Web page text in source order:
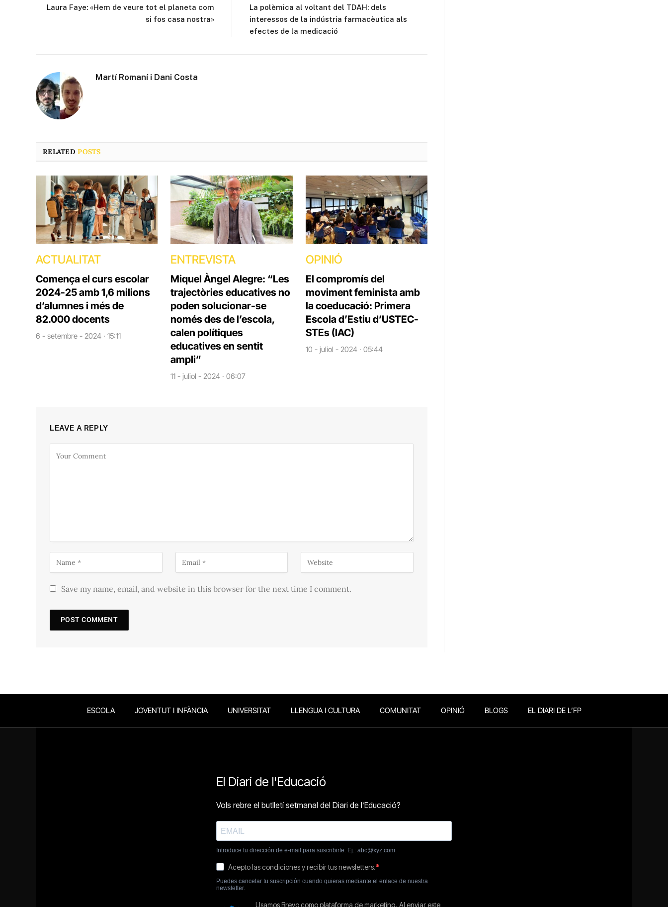
Laura Faye: «Hem de veure tot el planeta com
si fos casa nostra»
La polèmica al voltant del TDAH: dels
interessos de la indústria farmacèutica als
efectes de la medicació
Martí Romaní i Dani Costa
RELATEDPOSTS
ACTUALITAT
Comença el curs escolar
2024-25 amb 1,6 milions
d’alumnes i més de
82.000 docents
6 - setembre - 2024 · 15:11
ENTREVISTA
Miquel Àngel Alegre: “Les
trajectòries educatives no
poden solucionar-se
només des de l’escola,
calen polítiques
educatives en sentit
ampli”
11 - juliol - 2024 · 06:07
OPINIÓ
El compromís del
moviment feminista amb
la coeducació: Primera
Escola d’Estiu d’USTEC-
STEs (IAC)
10 - juliol - 2024 · 05:44
LEAVE A REPLY
Save my name, email, and website in this browser for the next time I comment.
ESCOLA JOVENTUT I INFÀNCIA UNIVERSITAT LLENGUA I CULTURA COMUNITAT OPINIÓ BLOGS EL DIARI DE L’FP